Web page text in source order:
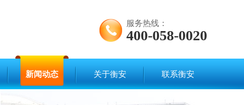
服务热线：
400-058-0020
新闻动态 关于衡安 联系衡安